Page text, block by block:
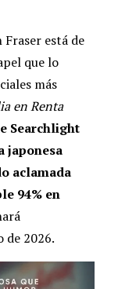
está de
que lo
más
en Renta
Searchlight
japonesa
aclamada
94% en
de 2026.